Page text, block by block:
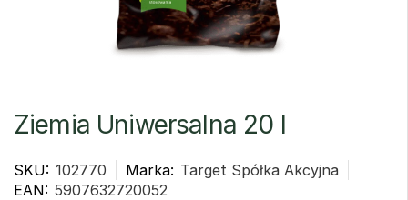
Ziemia Uniwersalna 20 l
SKU: 102770 Marka: Target Spółka Akcyjna
EAN: 5907632720052